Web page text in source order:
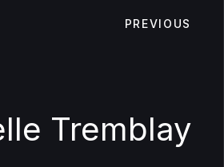
Tremblay
PREVIOUS